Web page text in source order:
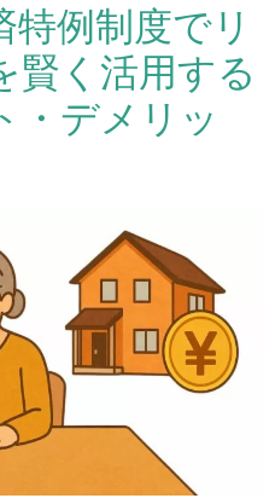
例制度でリ
賢く活用する
・デメリッ
ンリーダー
を音声で読み上げ
ーダー
音声で読み上げ
ド操作ハイライト
作中の要素を強調表示
操作（Google Chrome推奨）
・白黒